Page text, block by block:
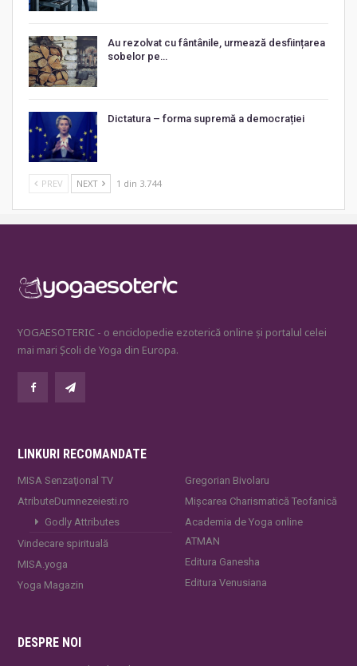
Au rezolvat cu fântânile, urmează desființarea
sobelor pe…
Dictatura – forma supremă a democrației
PREV NEXT 1 din 3.744
YOGAESOTERIC - o enciclopedie ezoterică online și portalul celei
mai mari Școli de Yoga din Europa.
LINKURI RECOMANDATE
MISA Senzaţional TV
AtributeDumnezeiesti.ro
Godly Attributes
Vindecare spirituală
MISA.yoga
Yoga Magazin
Gregorian Bivolaru
Mișcarea Charismatică Teofanică
Academia de Yoga online
ATMAN
Editura Ganesha
Editura Venusiana
DESPRE NOI